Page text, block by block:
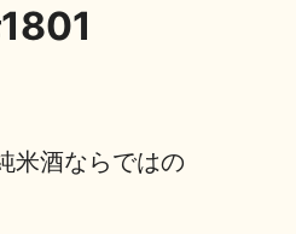
米酒ならではの